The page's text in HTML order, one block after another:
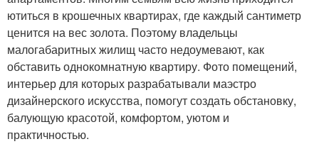
ютиться в крошечных квартирах, где каждый сантиметр
ценится на вес золота. Поэтому владельцы
малогабаритных жилищ часто недоумевают, как
обставить однокомнатную квартиру. Фото помещений,
интерьер для которых разрабатывали маэстро
дизайнерского искусства, помогут создать обстановку,
балующую красотой, комфортом, уютом и
практичностью.